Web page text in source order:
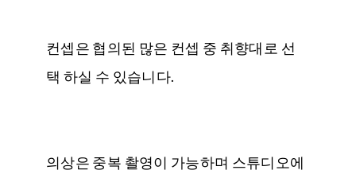
컨셉은 협의된 많은 컨셉 중 취향대로 선
택 하실 수 있습니다.
의상은 중복 촬영이 가능하며 스튜디오에